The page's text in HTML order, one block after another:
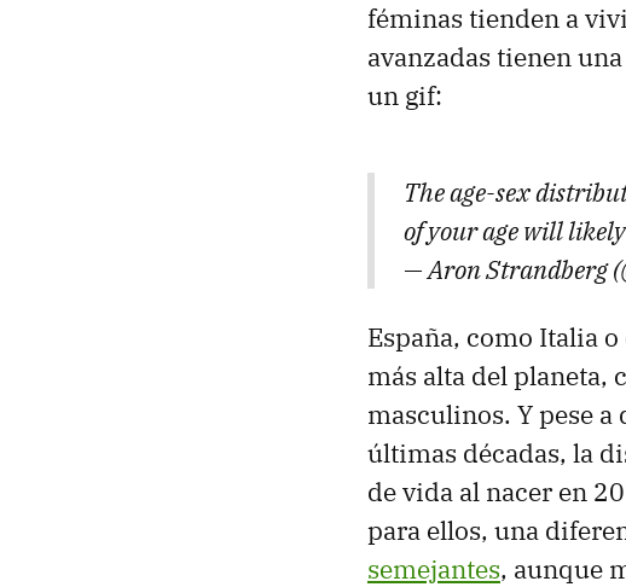
féminas tienden a
avanzadas tienen
un gif:
The age-sex
of your age will
— Aron Strandberg
España, como Italia
más alta del planeta,
masculinos. Y pese
últimas décadas, la
de vida al nacer en
para ellos, una
semejantes, aunque